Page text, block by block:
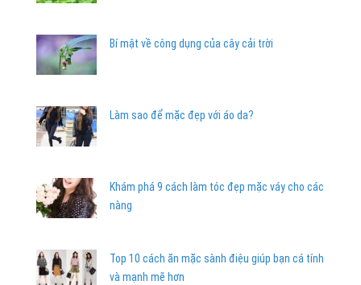
Bí mật về công dụng của cây cải trời
Làm sao để mặc đẹp với áo da?
Khám phá 9 cách làm tóc đẹp mặc váy cho các
nàng
Top 10 cách ăn mặc sành điệu giúp bạn cá tính
và mạnh mẽ hơn